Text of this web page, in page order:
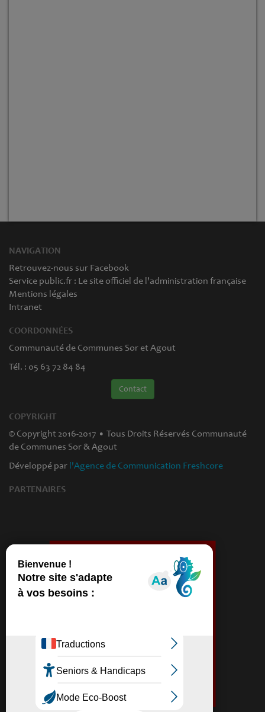
NAVIGATION
Retrouvez-nous sur Facebook
Service public.fr : Le site officiel de l'administration française
Mentions légales
Intranet
COORDONNÉES
Communauté de Communes Sor et Agout
Tél. : 05 63 72 84 84
Contact
COPYRIGHT
© Copyright 2016-2017 • Tous Droits Réservés Communauté
de Communes Sor & Agout
Développé par l'Agence de Communication Freshcore
PARTENAIRES